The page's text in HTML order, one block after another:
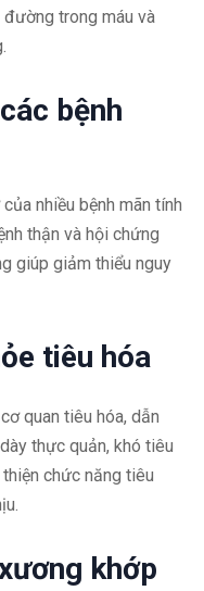
trong máu và
bệnh
nhiều bệnh mãn tính
thận và hội chứng
giúp giảm thiểu nguy
tiêu hóa
quan tiêu hóa, dẫn
thực quản, khó tiêu
chức năng tiêu
khớp